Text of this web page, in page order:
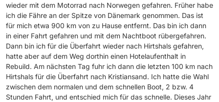
wieder mit dem Motorrad nach Norwegen gefahren. Früher habe
ich die Fähre an der Spitze von Dänemark genommen. Das ist
für mich etwa 900 km von zu Hause entfernt. Das bin ich dann
in einer Fahrt gefahren und mit dem Nachtboot rübergefahren.
Dann bin ich für die Überfahrt wieder nach Hirtshals gefahren,
hatte aber auf dem Weg dorthin einen Hotelaufenthalt in
Rebuild. Am nächsten Tag fuhr ich dann die letzten 100 km nach
Hirtshals für die Überfahrt nach Kristiansand. Ich hatte die Wahl
zwischen dem normalen und dem schnellen Boot, 2 bzw. 4
Stunden Fahrt, und entschied mich für das schnelle. Dieses Jahr